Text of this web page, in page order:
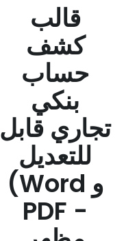
قالب
كشف
حساب
بنكي
تجاري قابل
للتعديل
(Word و
PDF -